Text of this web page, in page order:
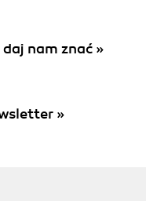
nam znać »
»